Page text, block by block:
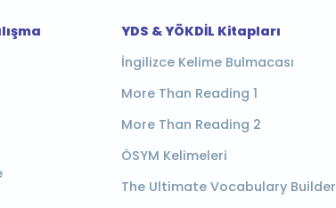
YDS & YÖKDİL Kitapları
İngilizce Kelime Bulmacası
More Than Reading 1
More Than Reading 2
ÖSYM Kelimeleri
The Ultimate Vocabulary Builder